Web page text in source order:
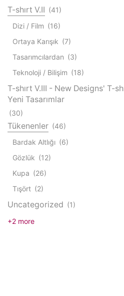
T-shırt V.II (41)
Dizi / Film (16)
Ortaya Karışık (7)
Tasarımcılardan (3)
Teknoloji / Bilişim (18)
T-shırt V.III - New Designs' T-
Yeni Tasarımlar
(30)
Tükenenler (46)
Bardak Altlığı (6)
Gözlük (12)
Kupa (26)
Tışört (2)
Uncategorized (1)
+2 more